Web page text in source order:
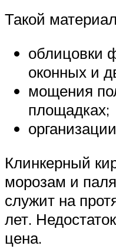
Такой
облицовки
оконных и
мощения
площадках;
Клинкерный
морозам и
служит на
лет.
цена.